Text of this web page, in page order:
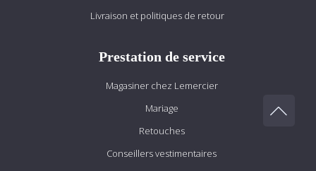
Livraison et politiques de retour
Prestation de service
Magasiner chez Lemercier
Mariage
Retouches
Conseillers vestimentaires